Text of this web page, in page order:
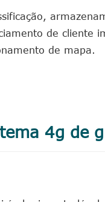
de cliente
de mapa.
4g de